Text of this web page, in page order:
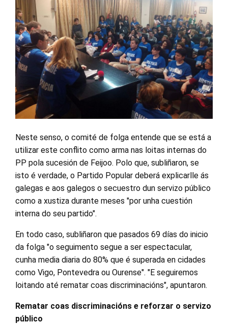
Neste senso, o comité de folga entende que se está a
utilizar este conflito como arma nas loitas internas do
PP pola sucesión de Feijoo. Polo que, subliñaron, se
isto é verdade, o Partido Popular deberá explicarlle ás
galegas e aos galegos o secuestro dun servizo público
como a xustiza durante meses "por unha cuestión
interna do seu partido".
En todo caso, subliñaron que pasados 69 días do inicio
da folga "o seguimento segue a ser espectacular,
cunha media diaria do 80% que é superada en cidades
como Vigo, Pontevedra ou Ourense". "E seguiremos
loitando até rematar coas discriminacións", apuntaron.
Rematar coas discriminacións e reforzar o servizo
público